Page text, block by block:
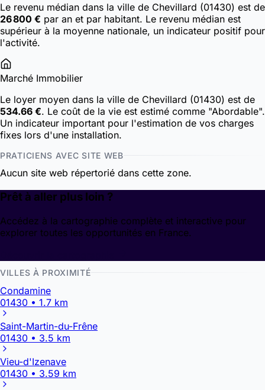
Le revenu médian dans la ville de Chevillard (01430) est de
26 800 € par an et par habitant. Le revenu médian est
supérieur à la moyenne nationale, un indicateur positif pour
l'activité.
Marché Immobilier
Le loyer moyen dans la ville de Chevillard (01430) est de
534.66 €. Le coût de la vie est estimé comme "Abordable".
Un indicateur important pour l'estimation de vos charges
fixes lors d'une installation.
PRATICIENS AVEC SITE WEB
Aucun site web répertorié dans cette zone.
Prêt à aller plus loin ?
Accédez à la cartographie complète et interactive pour
explorer toutes les opportunités en France.
VILLES À PROXIMITÉ
Condamine
01430 • 1.7 km
Saint-Martin-du-Frêne
01430 • 3.5 km
Vieu-d'Izenave
01430 • 3.59 km